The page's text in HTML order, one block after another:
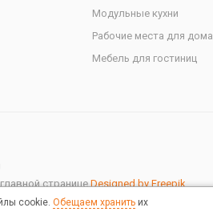
Модульные кухни
Рабочие места для дома
Мебель для гостиниц
страницеDesigned by Freepik
cookie. Обещаем хранить их